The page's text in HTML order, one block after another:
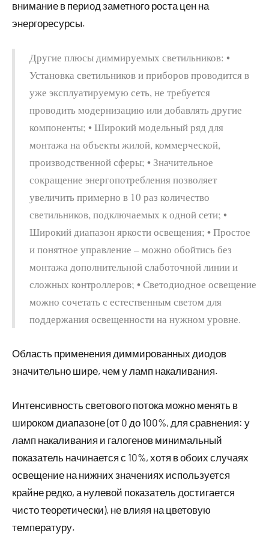
внимание в период заметного роста цен на
энергоресурсы.
Другие плюсы диммируемых светильников: •
Установка светильников и приборов проводится в
уже эксплуатируемую сеть, не требуется
проводить модернизацию или добавлять другие
компоненты; • Широкий модельный ряд для
монтажа на объекты жилой, коммерческой,
производственной сферы; • Значительное
сокращение энергопотребления позволяет
увеличить примерно в 10 раз количество
светильников, подключаемых к одной сети; •
Широкий диапазон яркости освещения; • Простое
и понятное управление – можно обойтись без
монтажа дополнительной слаботочной линии и
сложных контроллеров; • Светодиодное освещение
можно сочетать с естественным светом для
поддержания освещенности на нужном уровне.
Область применения диммированных диодов
значительно шире, чем у ламп накаливания.
Интенсивность светового потока можно менять в
широком диапазоне (от 0 до 100%, для сравнения: у
ламп накаливания и галогенов минимальный
показатель начинается с 10%, хотя в обоих случаях
освещение на нижних значениях используется
крайне редко, а нулевой показатель достигается
чисто теоретически), не влияя на цветовую
температуру.